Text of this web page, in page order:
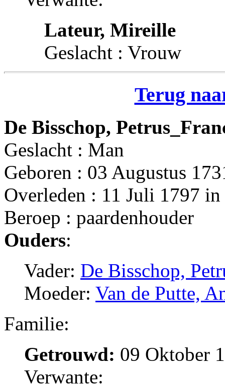
Lateur, Mireille
Geslacht : Vrouw
Terug
De Bisschop,
Geslacht : Man
Geboren : 03 Augustus
Overleden : 11 Juli 1797
Beroep : paardenhouder
Ouders:
Vader: De Bisschop,
Moeder: Van de Putte,
Familie:
Getrouwd: 09 Oktober
Verwante: